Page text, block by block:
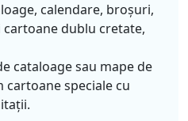
calendare, broşuri,
dublu cretate,
cataloage sau mape de
speciale cu